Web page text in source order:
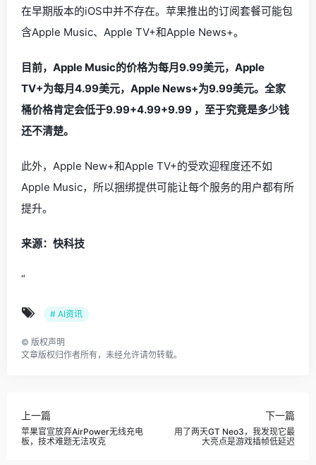
在早期版本的iOS中并不存在。苹果推出的订阅套餐可能包
含Apple Music、Apple TV+和Apple News+。
目前，Apple Music的价格为每月9.99美元，Apple
TV+为每月4.99美元，Apple News+为9.99美元。全家
桶价格肯定会低于9.99+4.99+9.99 ，至于究竟是多少钱
还不清楚。
此外，Apple New+和Apple TV+的受欢迎程度还不如
Apple Music，所以捆绑提供可能让每个服务的用户都有所
提升。
来源：快科技
“
# AI资讯
© 版权声明
文章版权归作者所有，未经允许请勿转载。
上一篇
苹果官宣放弃AirPower无线充电
板，技术难题无法攻克
下一篇
用了两天GT Neo3，我发现它最
大亮点是游戏插帧低延迟